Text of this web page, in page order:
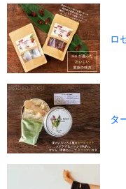
ロ
タ